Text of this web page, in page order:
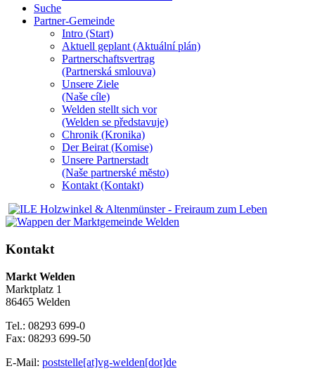
Suche
Partner-Gemeinde
Intro (Start)
Aktuell geplant (Aktuální plán)
Partnerschaftsvertrag
(Partnerská smlouva)
Unsere Ziele
(Naše cíle)
Welden stellt sich vor
(Welden se představuje)
Chronik (Kronika)
Der Beirat (Komise)
Unsere Partnerstadt
(Naše partnerské mĕsto)
Kontakt (Kontakt)
Kontakt
Markt Welden
Marktplatz 1
86465 Welden
Tel.: 08293 699-0
Fax: 08293 699-50
E-Mail: poststelle[at]vg-welden[dot]de